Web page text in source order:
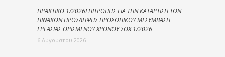
ΠΡΑΚΤΙΚΟ 1/2026ΕΠΙΤΡΟΠΗΣ ΓΙΑ ΤΗΝ ΚΑΤΑΡΤΙΣΗ ΤΩΝ
ΠΙΝΑΚΩΝ ΠΡΟΣΛΗΨΗΣ ΠΡΟΣΩΠΙΚΟΥ ΜΕΣΥΜΒΑΣΗ
ΕΡΓΑΣΙΑΣ ΟΡΙΣΜΕΝΟΥ ΧΡΟΝΟΥ ΣΟΧ 1/2026
6 Αυγούστου 2026